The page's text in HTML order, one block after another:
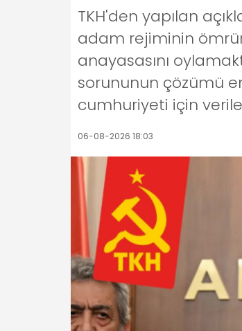
TKH'den yapılan
adam rejiminin
anayasasını
sorununun çözümü
cumhuriyeti için
06-08-2026 18:03